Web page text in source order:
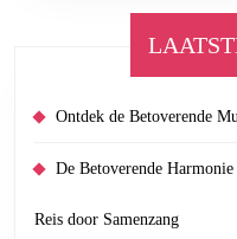
Ontdek de Betoverende
De Betoverende
Reis door Samenzang